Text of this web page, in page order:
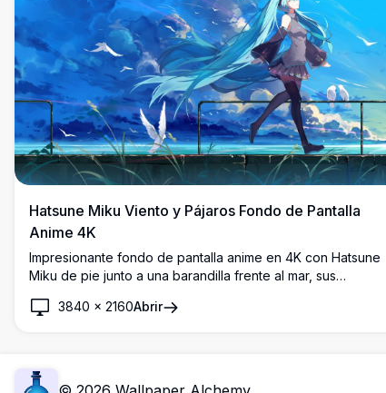
Hatsune Miku Viento y Pájaros Fondo de Pantalla
Anime 4K
Impresionante fondo de pantalla anime en 4K con Hatsune
Miku de pie junto a una barandilla frente al mar, sus
viento, rodeada de pájaros blancos sobrevolando un
3840 × 2160Abrir